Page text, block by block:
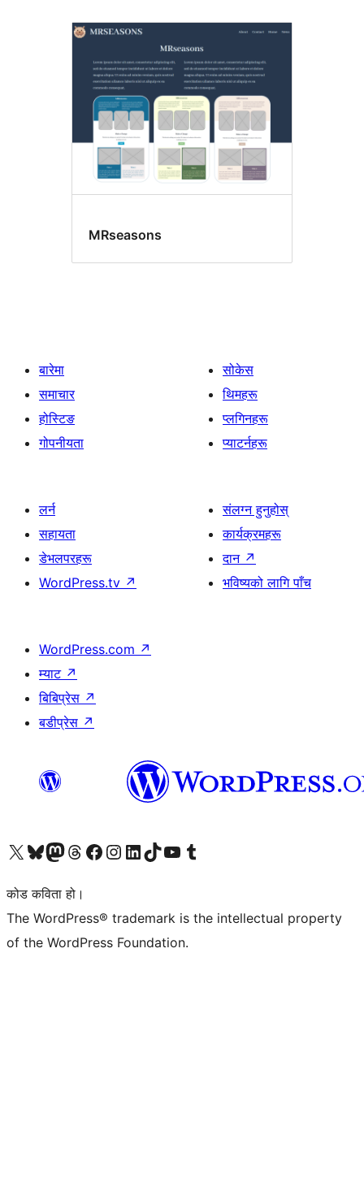
MRseasons
बारेमा
समाचार
होस्टिङ
गोपनीयता
सोकेस
थिमहरू
प्लगिनहरू
प्याटर्नहरू
लर्न
सहायता
डेभलपरहरू
WordPress.tv ↗
संलग्न हुनुहोस्
कार्यक्रमहरू
दान ↗
भविष्यको लागि पाँच
WordPress.com ↗
म्याट ↗
बिबिप्रेस ↗
बडीप्रेस ↗
हाम्रो X (पहिले ट्विटर) खातामा जानुहोस्
हाम्रो Bluesky खाता भ्रमण गर्नुहोस्
हाम्रो म्यास्टोडन खाता भ्रमण गर्नुहोस्
हाम्रो थ्रेड्स खातामा जानुहोस्
हाम्रो फेसबुक पेजमा जानुहोस्
हाम्रो इन्स्टाग्राम खातामा जानुहोस्
हाम्रो लिङ्क्डइन खातामा जानुहोस्
हाम्रो TikTok खाता भ्रमण गर्नुहोस्
हाम्रो युट्युब च्यानलमा जानुहोस्
हाम्रो टम्बलर खाता भ्रमण गर्नुहोस्
कोड कविता हो।
The WordPress® trademark is the intellectual property
of the WordPress Foundation.